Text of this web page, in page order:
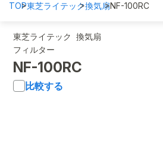
TOP東芝ライテック換気扇NF-100RC
東芝ライテック 換気扇
フィルター
NF-100RC
比較する